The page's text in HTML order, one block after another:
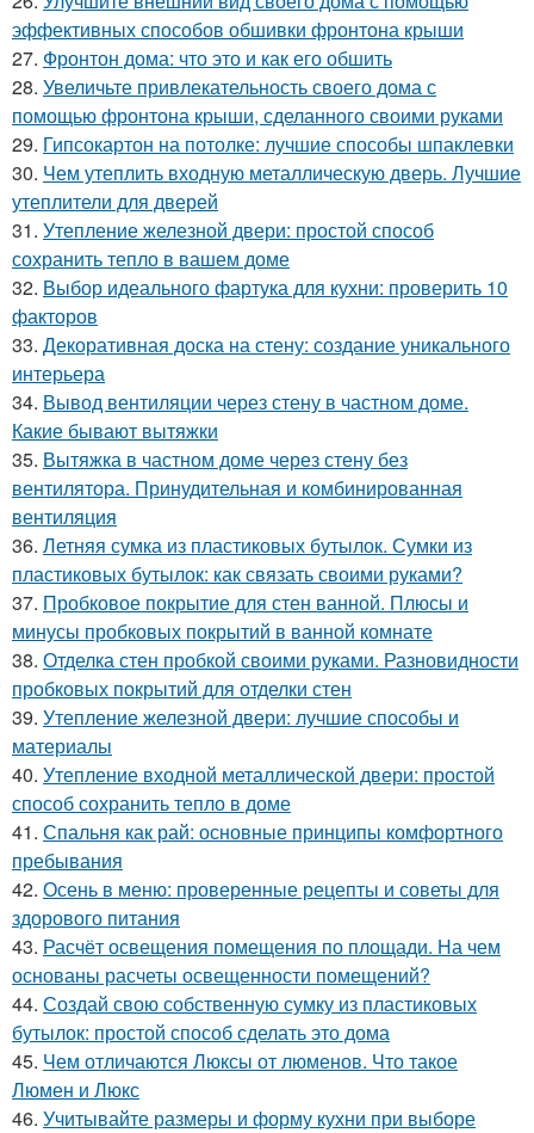
эффективных способов обшивки фронтона крыши
27. Фронтон дома: что это и как его обшить
28. Увеличьте привлекательность своего дома с
помощью фронтона крыши, сделанного своими руками
29. Гипсокартон на потолке: лучшие способы шпаклевки
30. Чем утеплить входную металлическую дверь. Лучшие
утеплители для дверей
31. Утепление железной двери: простой способ
сохранить тепло в вашем доме
32. Выбор идеального фартука для кухни: проверить 10
факторов
33. Декоративная доска на стену: создание уникального
интерьера
34. Вывод вентиляции через стену в частном доме.
Какие бывают вытяжки
35. Вытяжка в частном доме через стену без
вентилятора. Принудительная и комбинированная
вентиляция
36. Летняя сумка из пластиковых бутылок. Сумки из
пластиковых бутылок: как связать своими руками?
37. Пробковое покрытие для стен ванной. Плюсы и
минусы пробковых покрытий в ванной комнате
38. Отделка стен пробкой своими руками. Разновидности
пробковых покрытий для отделки стен
39. Утепление железной двери: лучшие способы и
материалы
40. Утепление входной металлической двери: простой
способ сохранить тепло в доме
41. Спальня как рай: основные принципы комфортного
пребывания
42. Осень в меню: проверенные рецепты и советы для
здорового питания
43. Расчёт освещения помещения по площади. На чем
основаны расчеты освещенности помещений?
44. Создай свою собственную сумку из пластиковых
бутылок: простой способ сделать это дома
45. Чем отличаются Люксы от люменов. Что такое
Люмен и Люкс
46. Учитывайте размеры и форму кухни при выборе